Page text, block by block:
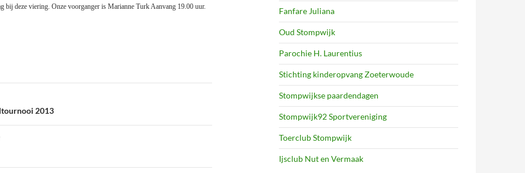
bij deze viering. Onze voorganger is Marianne Turk Aanvang 19.00 uur.
2013
Fanfare Juliana
Oud Stompwijk
Parochie H. Laurentius
Stichting kinderopvang Zoeterwoude
Stompwijkse paardendagen
Stompwijk92 Sportvereniging
Toerclub Stompwijk
Ijsclub Nut en Vermaak